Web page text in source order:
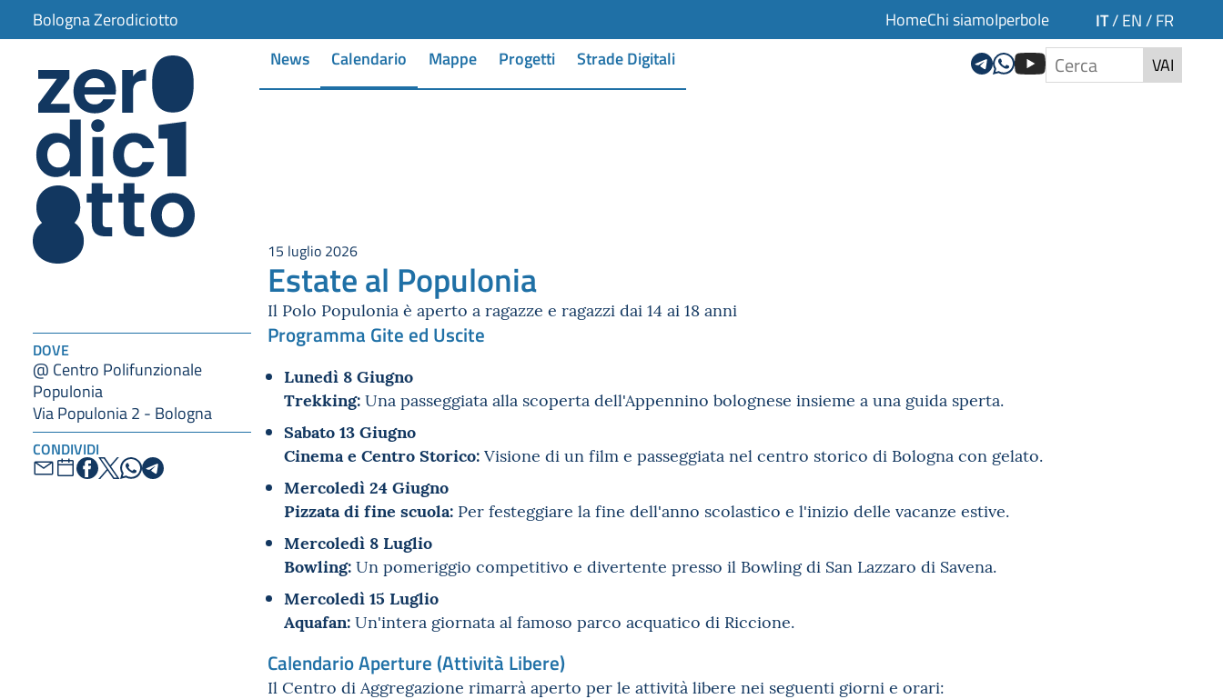
Bologna Zerodiciotto HomeChi siamoIperbole IT/ EN / FR
News Calendario Mappe Progetti Strade Digitali VAI
DOVE
@ Centro Polifunzionale
Populonia
Via Populonia 2 - Bologna
CONDIVIDI
15 luglio 2026
Estate al Populonia
Il Polo Populonia è aperto a ragazze e ragazzi dai 14 ai 18 anni
Programma Gite ed Uscite
Lunedì 8 Giugno
Trekking: Una passeggiata alla scoperta dell'Appennino bolognese insieme a una guida sperta.
Sabato 13 Giugno
Cinema e Centro Storico: Visione di un film e passeggiata nel centro storico di Bologna con gelato.
Mercoledì 24 Giugno
Pizzata di fine scuola: Per festeggiare la fine dell'anno scolastico e l'inizio delle vacanze estive.
Mercoledì 8 Luglio
Bowling: Un pomeriggio competitivo e divertente presso il Bowling di San Lazzaro di Savena.
Mercoledì 15 Luglio
Aquafan: Un'intera giornata al famoso parco acquatico di Riccione.
Calendario Aperture (Attività Libere)
Il Centro di Aggregazione rimarrà aperto per le attività libere nei seguenti giorni e orari: